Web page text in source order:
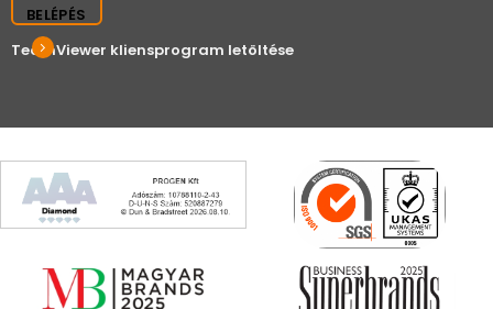
BELÉPÉS
TeamViewer kliensprogram letöltése